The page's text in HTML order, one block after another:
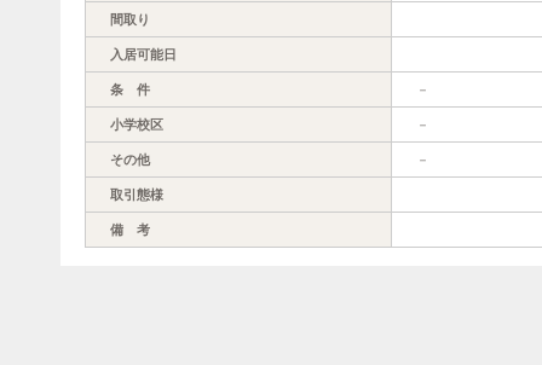
間取り
入居可能日
条 件 －
小学校区 －
その他 －
取引態様
備 考